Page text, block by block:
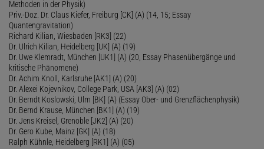
Methoden in der Physik)
Priv.-Doz. Dr. Claus Kiefer, Freiburg [CK] (A) (14, 15; Essay
Quantengravitation)
Richard Kilian, Wiesbaden [RK3] (22)
Dr. Ulrich Kilian, Heidelberg [UK] (A) (19)
Dr. Uwe Klemradt, München [UK1] (A) (20, Essay Phasenübergänge und
kritische Phänomene)
Dr. Achim Knoll, Karlsruhe [AK1] (A) (20)
Dr. Alexei Kojevnikov, College Park, USA [AK3] (A) (02)
Dr. Berndt Koslowski, Ulm [BK] (A) (Essay Ober- und Grenzflächenphysik)
Dr. Bernd Krause, München [BK1] (A) (19)
Dr. Jens Kreisel, Grenoble [JK2] (A) (20)
Dr. Gero Kube, Mainz [GK] (A) (18)
Ralph Kühnle, Heidelberg [RK1] (A) (05)